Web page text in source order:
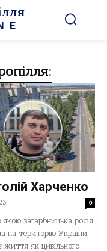
Харченко
0
якою загарбницька росія
на територію України,
життя як цивільного